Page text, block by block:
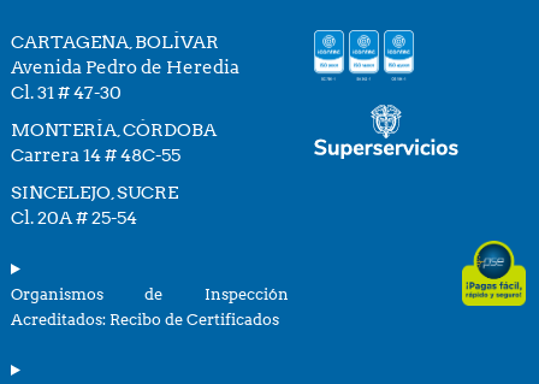
CARTAGENA, BOLÍVAR
Avenida Pedro de Heredia
Cl. 31 # 47-30
MONTERÍA, CÓRDOBA
Carrera 14 # 48C-55
SINCELEJO, SUCRE
Cl. 20A # 25-54
Organismos de Inspección
Acreditados: Recibo de Certificados